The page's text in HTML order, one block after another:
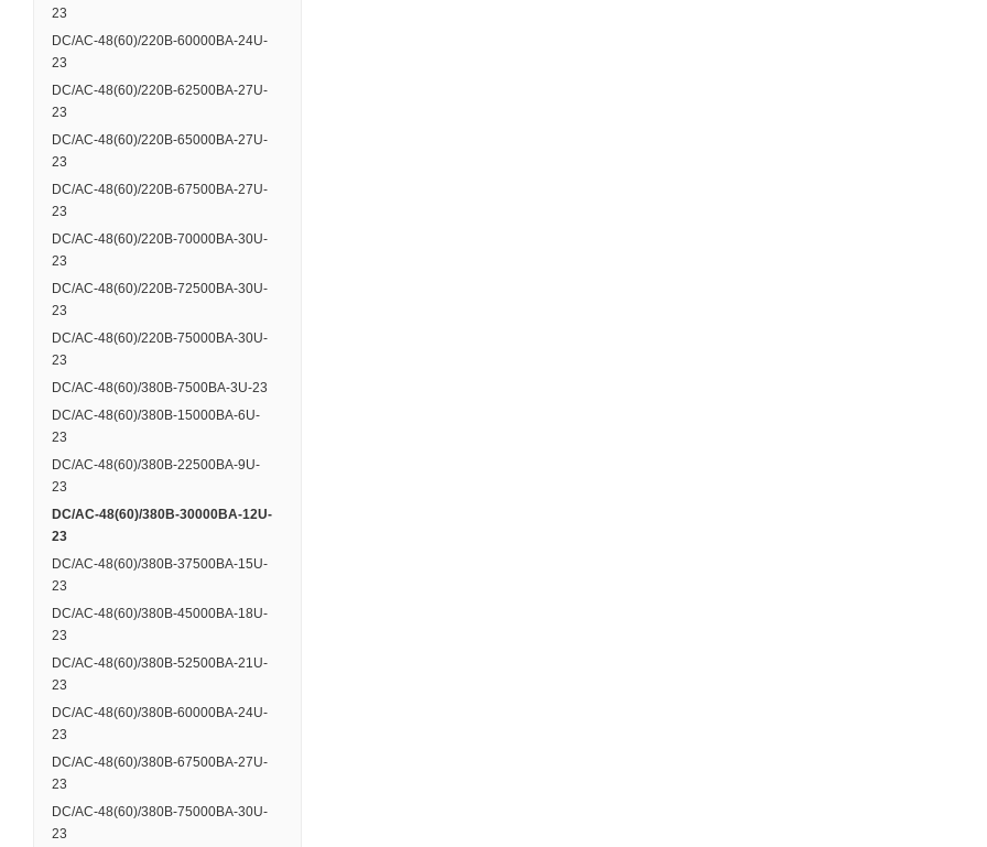
23
DC/AC-48(60)/220B-60000BA-24U-
23
DC/AC-48(60)/220B-62500BA-27U-
23
DC/AC-48(60)/220B-65000BA-27U-
23
DC/AC-48(60)/220B-67500BA-27U-
23
DC/AC-48(60)/220B-70000BA-30U-
23
DC/AC-48(60)/220B-72500BA-30U-
23
DC/AC-48(60)/220B-75000BA-30U-
23
DC/AC-48(60)/380B-7500BA-3U-23
DC/AC-48(60)/380B-15000BA-6U-
23
DC/AC-48(60)/380B-22500BA-9U-
23
DC/AC-48(60)/380B-30000BA-12U-
23
DC/AC-48(60)/380B-37500BA-15U-
23
DC/AC-48(60)/380B-45000BA-18U-
23
DC/AC-48(60)/380B-52500BA-21U-
23
DC/AC-48(60)/380B-60000BA-24U-
23
DC/AC-48(60)/380B-67500BA-27U-
23
DC/AC-48(60)/380B-75000BA-30U-
23